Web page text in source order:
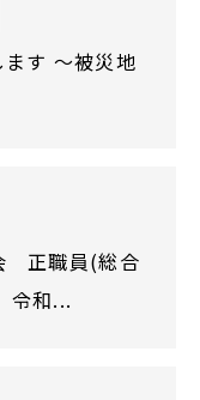
す ～被災地
正職員(総合
令和...